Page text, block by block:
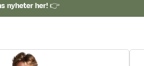
nyheter her!👉